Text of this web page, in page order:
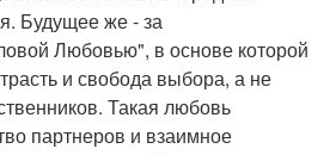
Будущее же - за
Любовью", в основе которой
и свобода выбора, а не
Такая любовь
партнеров и взаимное